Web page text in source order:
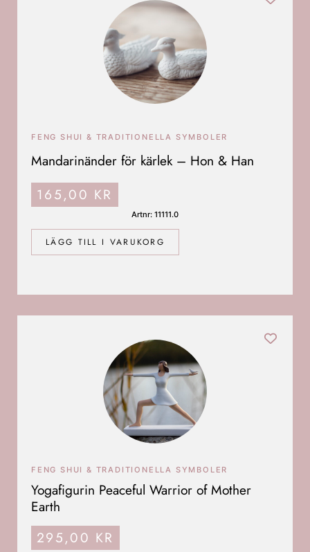
LÄGG TILL I VARUKORG
FENG SHUI & TRADITIONELLA SYMBOLER
Mandarinänder för kärlek – Hon & Han
165,00 KR
Artnr: 11111.0
FENG SHUI & TRADITIONELLA SYMBOLER
Yogafigurin Peaceful Warrior of Mother
Earth
295,00 KR